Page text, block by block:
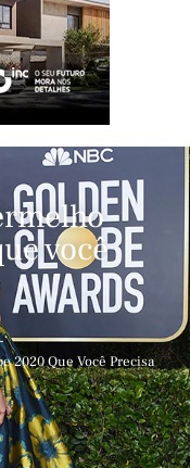
você
2020 Que Você Precisa